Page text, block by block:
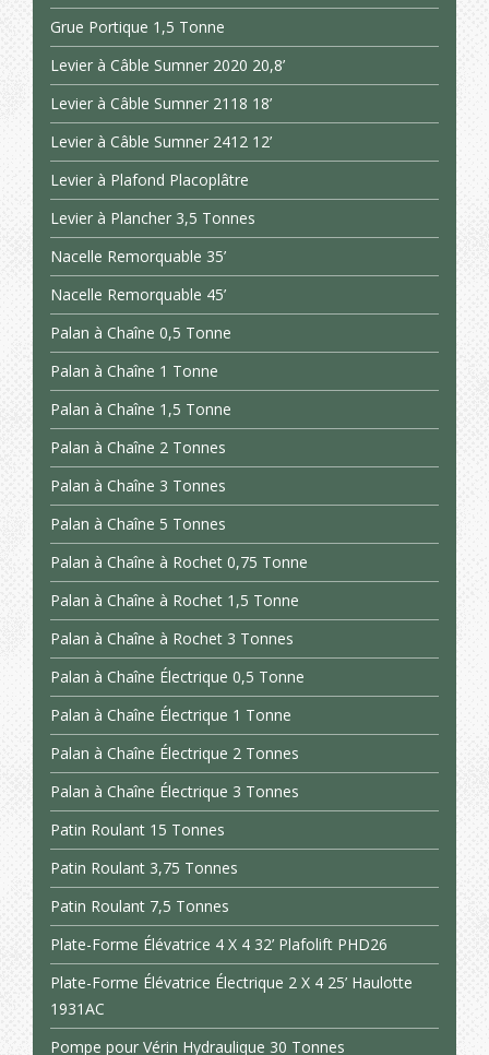
Grue Portique 1,5 Tonne
Levier à Câble Sumner 2020 20,8’
Levier à Câble Sumner 2118 18’
Levier à Câble Sumner 2412 12’
Levier à Plafond Placoplâtre
Levier à Plancher 3,5 Tonnes
Nacelle Remorquable 35’
Nacelle Remorquable 45’
Palan à Chaîne 0,5 Tonne
Palan à Chaîne 1 Tonne
Palan à Chaîne 1,5 Tonne
Palan à Chaîne 2 Tonnes
Palan à Chaîne 3 Tonnes
Palan à Chaîne 5 Tonnes
Palan à Chaîne à Rochet 0,75 Tonne
Palan à Chaîne à Rochet 1,5 Tonne
Palan à Chaîne à Rochet 3 Tonnes
Palan à Chaîne Électrique 0,5 Tonne
Palan à Chaîne Électrique 1 Tonne
Palan à Chaîne Électrique 2 Tonnes
Palan à Chaîne Électrique 3 Tonnes
Patin Roulant 15 Tonnes
Patin Roulant 3,75 Tonnes
Patin Roulant 7,5 Tonnes
Plate-Forme Élévatrice 4 X 4 32’ Plafolift PHD26
Plate-Forme Élévatrice Électrique 2 X 4 25’ Haulotte
1931AC
Pompe pour Vérin Hydraulique 30 Tonnes